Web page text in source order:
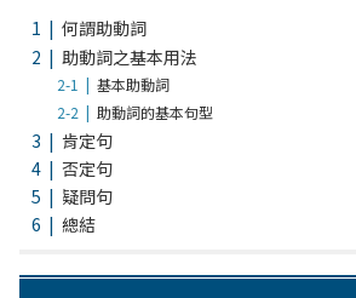
何謂助動詞
助動詞之基本用法
基本助動詞
助動詞的基本句型
肯定句
否定句
疑問句
總結